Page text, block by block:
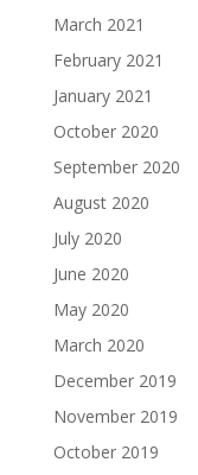
March 2021
February 2021
January 2021
October 2020
September 2020
August 2020
July 2020
June 2020
May 2020
March 2020
December 2019
November 2019
October 2019